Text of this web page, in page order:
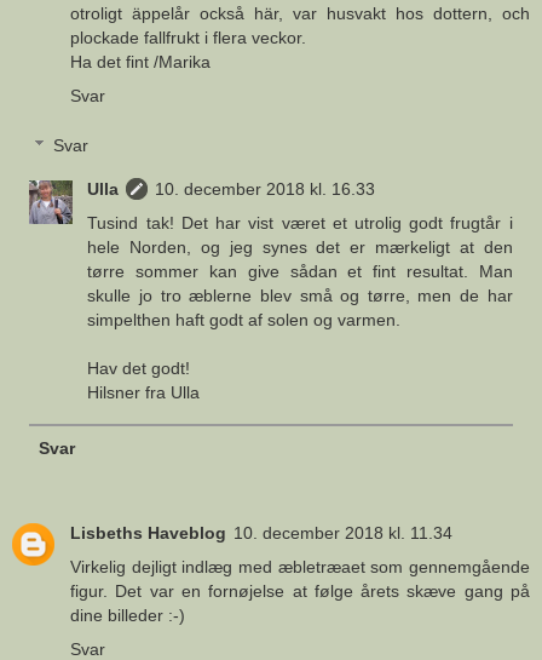
otroligt äppelår också här, var husvakt hos dottern, och
plockade fallfrukt i flera veckor.
Ha det fint /Marika
Svar
Svar
Ulla
10. december 2018 kl. 16.33
Tusind tak! Det har vist været et utrolig godt frugtår i
hele Norden, og jeg synes det er mærkeligt at den
tørre sommer kan give sådan et fint resultat. Man
skulle jo tro æblerne blev små og tørre, men de har
simpelthen haft godt af solen og varmen.
Hav det godt!
Hilsner fra Ulla
Svar
Lisbeths Haveblog 10. december 2018 kl. 11.34
Virkelig dejligt indlæg med æbletræaet som gennemgående
figur. Det var en fornøjelse at følge årets skæve gang på
dine billeder :-)
Svar